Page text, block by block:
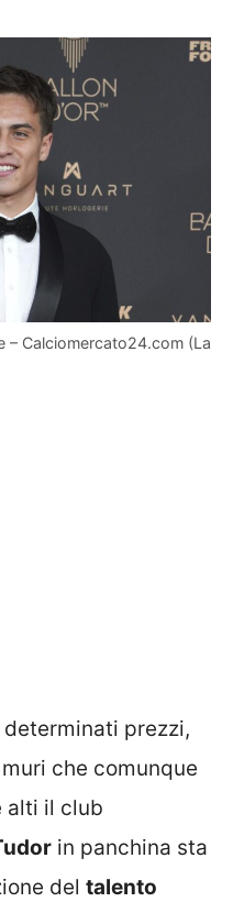
– Calciomercato24.com (La
prezzi,
che comunque
alti il club
in panchina sta
del talento